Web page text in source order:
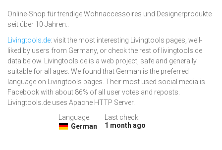
Online-Shop für trendige Wohnaccessoires und Designerprodukte
seit über 10 Jahren..
Livingtools.de: visit the most interesting Livingtools pages, well-
liked by users from Germany, or check the rest of livingtools.de
data below. Livingtools.de is a web project, safe and generally
suitable for all ages. We found that German is the preferred
language on Livingtools pages. Their most used social media is
Facebook with about 86% of all user votes and reposts.
Livingtools.de uses Apache HTTP Server.
Language:
German
Last check:
1 month ago